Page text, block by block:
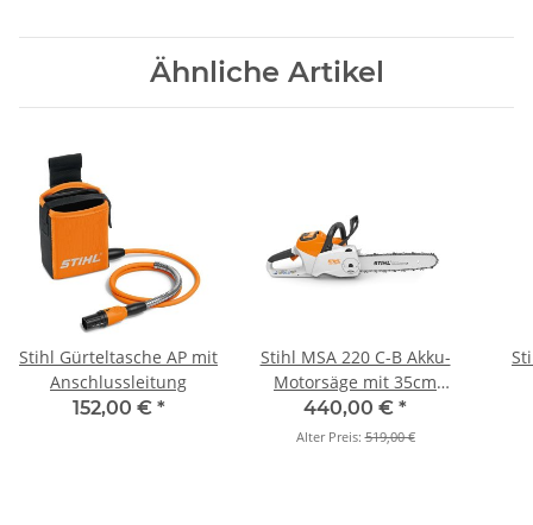
Ähnliche Artikel
Stihl Gürteltasche AP mit
Anschlussleitung
152,00 € *
Stihl MSA 220 C-B Akku-
Motorsäge mit 35cm
(Grundgerät)
440,00 € *
Alter Preis:519,00 €